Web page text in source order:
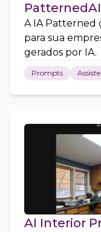
PatternedAI
A IA Patterned
para sua
gerados por IA.
Prompts
AI Interior